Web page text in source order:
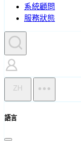
系統顧問
服務狀態
ZH
語言